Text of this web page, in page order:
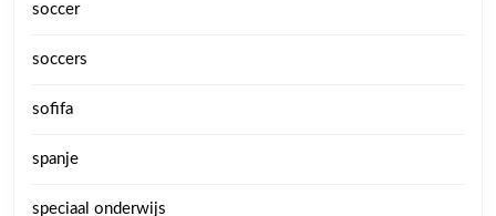
soccer
soccers
sofifa
spanje
speciaal onderwijs